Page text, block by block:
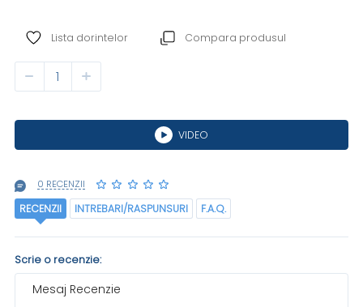
Lista dorintelor Compara produsul
VIDEO
0 RECENZII
RECENZII INTREBARI/RASPUNSURI F.A.Q.
Scrie o recenzie:
Mesaj Recenzie